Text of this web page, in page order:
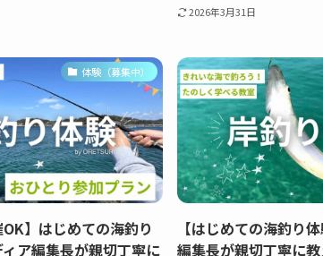
2026年3月31日
体験（募集中）
OK】はじめての海釣り
ア編集長が親切丁寧に
【はじめての海釣り
編集長が親切丁寧に